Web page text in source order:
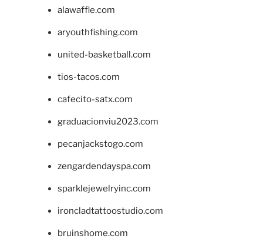
alawaffle.com
aryouthfishing.com
united-basketball.com
tios-tacos.com
cafecito-satx.com
graduacionviu2023.com
pecanjackstogo.com
zengardendayspa.com
sparklejewelryinc.com
ironcladtattoostudio.com
bruinshome.com